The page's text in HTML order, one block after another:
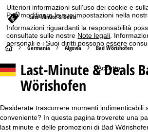
Ulteriori informazioni sull'uso dei cookie e
Può modificare le sue impostazioni nella
Informazioni riguardanti la responsabilità
consultate sulle nostre Note legali .
personali e i Suoi diritti possono essere
Accetto
Last-Minute & Deals
H
o
e
p
Germania Algovia Bad Wörishofen
Last-Minute & Deals
Wörishofen
Desiderate trascorrere momenti indimenticabili
conveniente? In questa pagina troverete una
last minute e delle promozioni di Bad